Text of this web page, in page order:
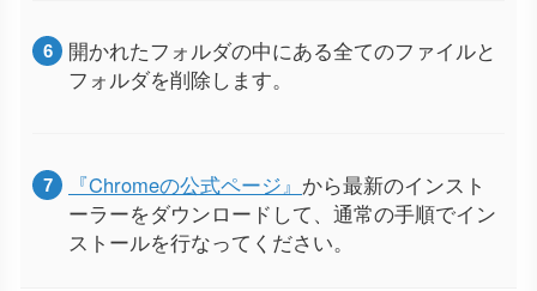
開かれたフォルダの中にある全てのファイルと
フォルダを削除します。
『Chromeの公式ページ』 から最新のインスト
ーラーをダウンロードして、通常の手順でイン
ストールを行なってください。